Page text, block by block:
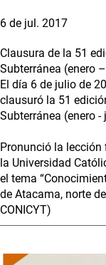
6 de jul. 2017
Clausura de la 51
Subterránea (enero
El día 6 de julio de
clausuró la 51
Subterránea (enero
Pronunció la lección
la Universidad
el tema
de Atacama, norte
CONICYT)